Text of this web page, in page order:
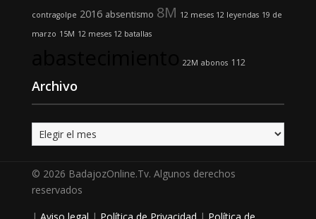
contragolpe 2016 absentismo 8M 12 meses 12 leyendas 19 de
marzo 15M 12 meses 12 batallas
22M abonos 112
Archivo
Archivo
© 2026 BadajozOnline.Tv. Algunos derechos
reservados